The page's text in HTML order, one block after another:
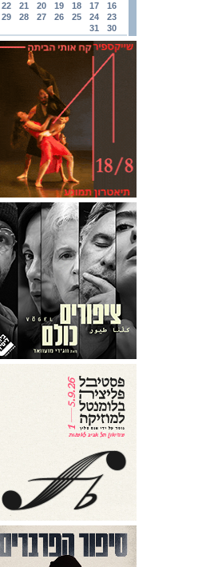
16
17
18
19
20
21
22
23
24
25
26
27
28
29
30
31